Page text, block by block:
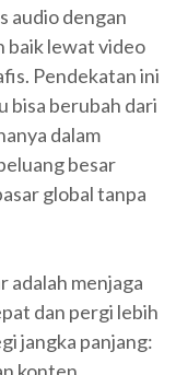
audio dengan
baik lewat video
Pendekatan ini
bisa berubah dari
dalam
besar
global tanpa
adalah menjaga
dan pergi lebih
jangka panjang: